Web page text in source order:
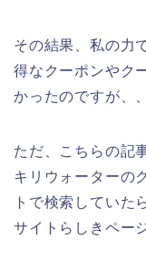
その結果、私の力
得なクーポンやク
かったのですが、
ただ、こちらの記
キリウォーターの
トで検索していた
サイトらしきペー